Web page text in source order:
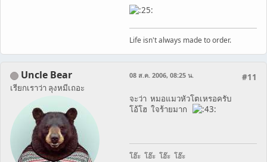
Life isn't always made to order.
Uncle Bear
เรียกเราว่า ลุงหมีเถอะ
#11
08 ส.ค. 2006, 08:25 น.
จะว่า หมอแมวหัวโตเหรอครับ
โอ้โฮ ใจร้ายมาก
โฮ๊ะ โฮ๊ะ โฮ๊ะ โฮ๊ะ